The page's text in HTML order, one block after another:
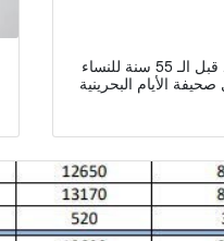
لا تقاعد قبل الـ 55 سنة للنساء
الأيام البحرينية